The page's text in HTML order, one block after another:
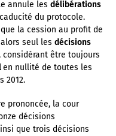
annule les délibérations
du protocole.
la cession au profit de
seul les décisions
considérant être toujours
en nullité de toutes les
2012.
prononcée, la cour
décisions
que trois décisions